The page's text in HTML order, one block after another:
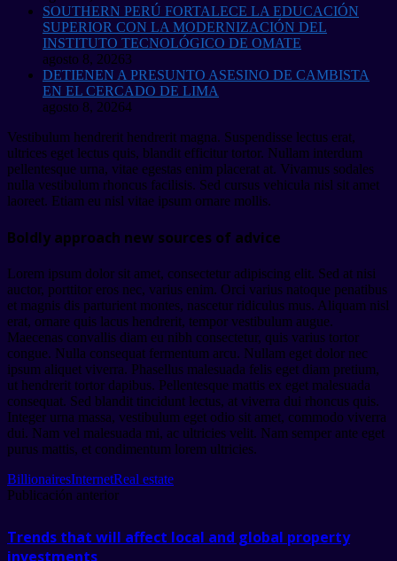
SOUTHERN PERÚ FORTALECE LA EDUCACIÓN
SUPERIOR CON LA MODERNIZACIÓN DEL
INSTITUTO TECNOLÓGICO DE OMATE
agosto 8, 20263
DETIENEN A PRESUNTO ASESINO DE CAMBISTA
EN EL CERCADO DE LIMA
agosto 8, 20264
Vestibulum hendrerit hendrerit magna. Suspendisse lectus erat,
ultrices eget lectus quis, blandit efficitur tortor. Nullam interdum
pellentesque urna, vitae egestas enim placerat at. Vivamus sodales
nulla vestibulum rhoncus facilisis. Sed cursus vehicula nisl sit amet
laoreet. Etiam eu nisl vitae ipsum ornare mollis.
Boldly approach new sources of advice
Lorem ipsum dolor sit amet, consectetur adipiscing elit. Sed at nisi
auctor, porttitor eros nec, varius enim. Orci varius natoque penatibus
et magnis dis parturient montes, nascetur ridiculus mus. Aliquam nisl
erat, ornare quis lacus hendrerit, tempor vestibulum augue.
Maecenas convallis diam eu nibh consectetur, quis varius tortor
congue. Nulla consequat fermentum arcu. Nullam eget dolor nec
ipsum aliquet viverra. Phasellus malesuada felis eget diam pretium,
ut hendrerit tortor dapibus. Pellentesque mattis ex eget malesuada
consequat. Sed blandit tincidunt lectus, at viverra dui rhoncus quis.
Integer urna massa, vestibulum eget odio sit amet, commodo viverra
dui. Nam vel malesuada mi, ac ultricies velit. Nam semper ante eget
purus mattis, et condimentum lorem ultricies.
BillionairesInternetReal estate
Publicación anterior
Trends that will affect local and global property
investments